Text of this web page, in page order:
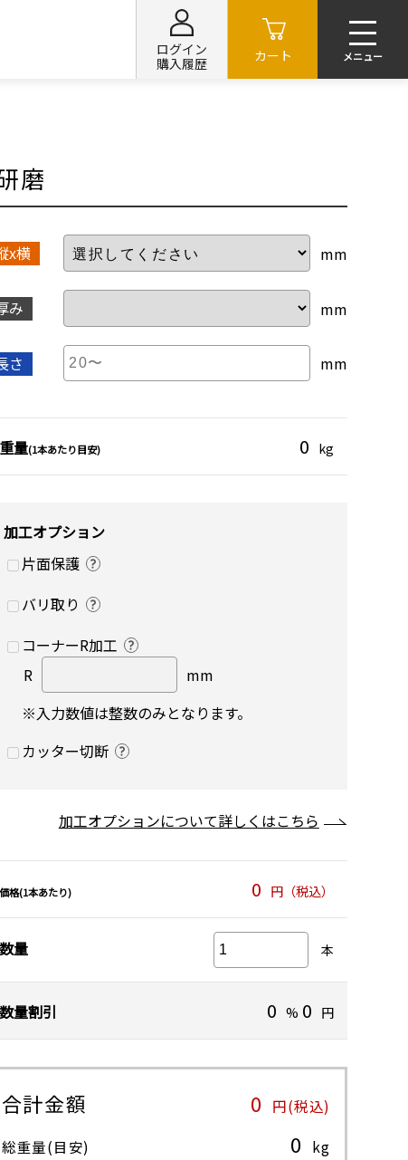
ログイン
購入履歴
カート
磨
x横 mm
み mm
さ mm
重量(1本あたり目安) 0 kg
加工オプション
片面保護
バリ取り
コーナーR加工
R
mm
※入力数値は整数のみとなります。
カッター切断
加工オプションについて詳しくはこちら
価格(1本あたり) 0 円（税込）
数量 本
数量割引 0 % 0 円
合計金額 0 円(税込)
総重量(目安) 0 kg